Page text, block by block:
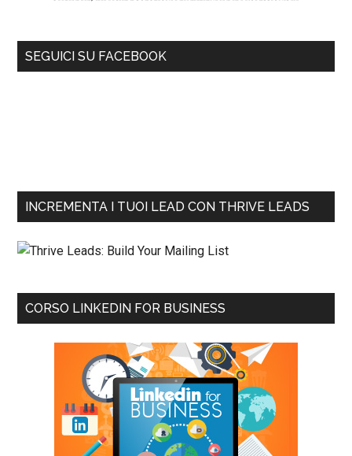
SEGUICI SU FACEBOOK
INCREMENTA I TUOI LEAD CON THRIVE LEADS
CORSO LINKEDIN FOR BUSINESS